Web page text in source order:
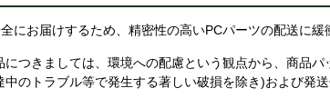
にお届けするため、精密性の高いPCパーツの配送に
つきましては、環境への配慮という観点から、商品
のトラブル等で発生する著しい破損を除き)および発